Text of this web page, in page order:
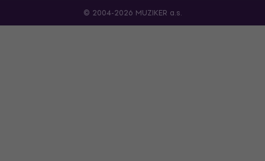
© 2004-2026 MUZIKER a.s.